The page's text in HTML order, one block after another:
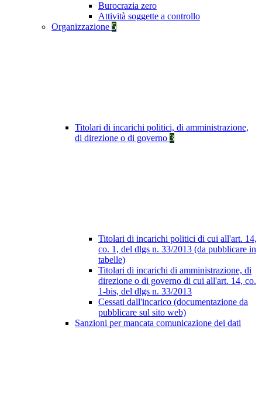
Burocrazia zero
Attività soggette a controllo
Organizzazione 5
Titolari di incarichi politici, di amministrazione,
di direzione o di governo 3
Titolari di incarichi politici di cui all'art. 14,
co. 1, del dlgs n. 33/2013 (da pubblicare in
tabelle)
Titolari di incarichi di amministrazione, di
direzione o di governo di cui all'art. 14, co.
1-bis, del dlgs n. 33/2013
Cessati dall'incarico (documentazione da
pubblicare sul sito web)
Sanzioni per mancata comunicazione dei dati